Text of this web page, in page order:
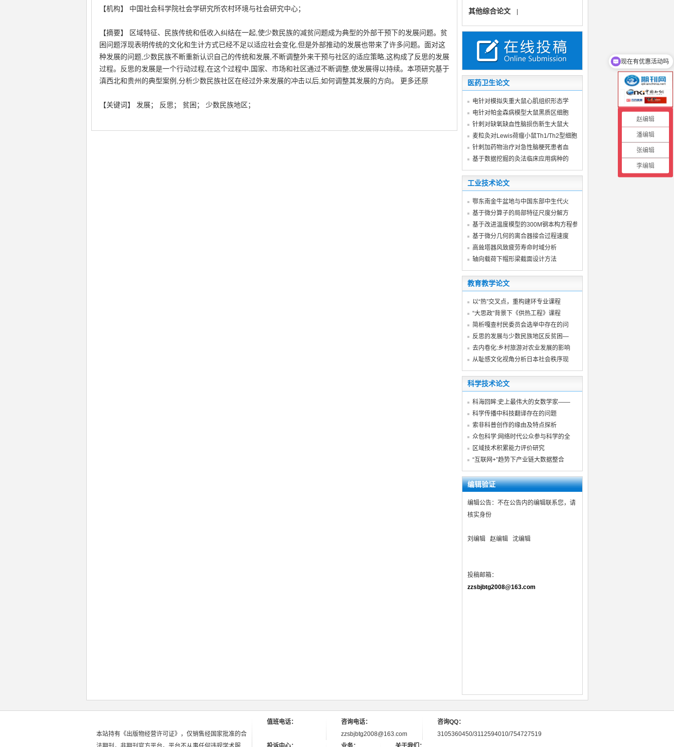
【机构】 中国社会科学院社会学研究所农村环境与社会研究中心；
【摘要】 区域特征、民族传统和低收入纠结在一起,使少数民族的减贫问题成为典型的外部干预下的发展问题。贫
困问题浮现表明传统的文化和生计方式已经不足以适应社会变化,但是外部推动的发展也带来了许多问题。面对这
种发展的问题,少数民族不断重新认识自己的传统和发展,不断调整外来干预与社区的适应策略,这构成了反思的发展
过程。反思的发展是一个行动过程,在这个过程中,国家、市场和社区通过不断调整,使发展得以持续。本项研究基于
滇西北和贵州的典型案例,分析少数民族社区在经过外来发展的冲击以后,如何调整其发展的方向。 更多还原
【关键词】 发展； 反思； 贫困； 少数民族地区；
其他综合论文
医药卫生论文
电针对模拟失重大鼠心肌组织形态学
电针对帕金森病模型大鼠黑质区细胞
针刺对缺氧缺血性脑损伤新生大鼠大
麦粒灸对Lewis荷瘤小鼠Th1/Th2型细胞因
针刺加药物治疗对急性脑梗死患者血
基于数据挖掘的灸法临床应用病种的
工业技术论文
鄂东南金牛盆地与中国东部中生代火
基于微分算子的局部特征尺度分解方
基于改进温度模型的300M钢本构方程参
基于微分几何的离合器接合过程速度
高耸塔器风致疲劳寿命时域分析
轴向载荷下帽形梁截面设计方法
教育教学论文
以“热”交叉点，重构建环专业课程
“大思政”背景下《供热工程》课程
简析嘎查村民委员会选举中存在的问
反思的发展与少数民族地区反贫困—
去内卷化:乡村旅游对农业发展的影响
从耻感文化视角分析日本社会秩序现
科学技术论文
科海回眸:史上最伟大的女数学家——
科学传播中科技翻译存在的问题
索非科普创作的缘由及特点探析
众包科学:网络时代公众参与科学的全
区域技术积累能力评价研究
“互联网+”趋势下产业链大数据整合
编辑验证
编辑公告：不在公告内的编辑联系您，请
核实身份
刘编辑 赵编辑 沈编辑
投稿邮箱：
zzsbjbtg2008@163.com
本站持有《出版物经营许可证》，仅销售经国家批准的合
值班电话：
咨询电话：
zzsbjbtg2008@163.com
咨询QQ：
3105360450/3112594010/754727519
赵编辑
潘编辑
张编辑
李编辑
现在有优惠活动吗